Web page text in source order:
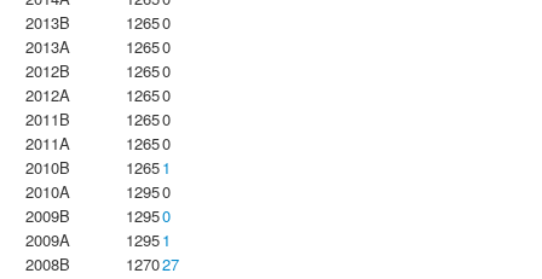
2013B
12650
2013A
12650
2012B
12650
2012A
12650
2011B
12650
2011A
12650
2010B
12651
2010A
12950
2009B
12950
2009A
12951
2008B
127027